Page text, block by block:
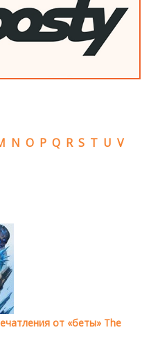
N O P Q R S T U V
от «беты» The